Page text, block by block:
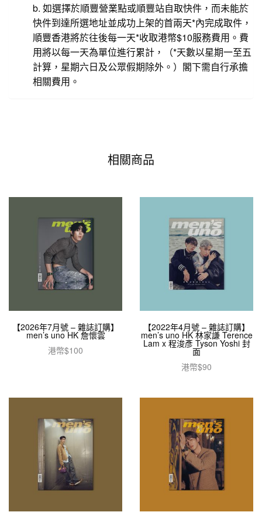
b. 如選擇於順豐營業點或順豐站自取快件，而未能於
快件到達所選地址並成功上架的首兩天*內完成取件，
順豐香港將於往後每一天*收取港幣$10服務費用。費
用將以每一天為單位進行累計，（*天數以星期一至五
計算，星期六日及公眾假期除外。）閣下需自行承擔
相關費用。
相關商品
【2026年7月號 – 雜誌訂購】
men’s uno HK 詹懷雲
港幣$100
【2022年4月號 – 雜誌訂購】
men’s uno HK 林家謙 Terence
Lam x 程浚彥 Tyson Yoshi 封
面
港幣$90